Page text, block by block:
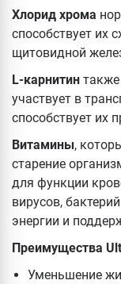
Хлорид хрома
способствует их
щитовидной
L-карнитин
участвует в
способствует их
Витамины,
старение
для функции
вирусов,
энергии и
Преимущества
Уменьшение